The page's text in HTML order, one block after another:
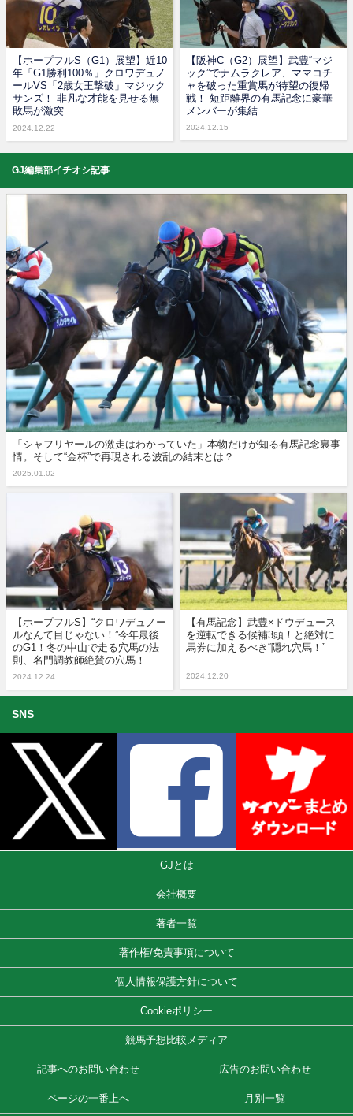
【ホープフルS（G1）展望】近10
年「G1勝利100％」クロワデュノ
ールVS「2歳女王撃破」マジック
サンズ！ 非凡な才能を見せる無
敗馬が激突
2024.12.22
【阪神C（G2）展望】武豊“マジ
ック”でナムラクレア、ママコチ
ャを破った重賞馬が待望の復帰
戦！ 短距離界の有馬記念に豪華
メンバーが集結
2024.12.15
GJ編集部イチオシ記事
「シャフリヤールの激走はわかっていた」本物だけが知る有馬記念裏事
情。そして“金杯”で再現される波乱の結末とは？
2025.01.02
【ホープフルS】“クロワデュノー
ルなんて目じゃない！”今年最後
のG1！冬の中山で走る穴馬の法
則、名門調教師絶賛の穴馬！
2024.12.24
【有馬記念】武豊×ドウデュース
を逆転できる候補3頭！と絶対に
馬券に加えるべき“隠れ穴馬！”
2024.12.20
SNS
GJとは
会社概要
著者一覧
著作権/免責事項について
個人情報保護方針について
Cookieポリシー
競馬予想比較メディア
記事へのお問い合わせ 広告のお問い合わせ
ページの一番上へ 月別一覧